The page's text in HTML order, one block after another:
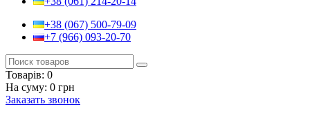
+38 (067) 500-79-09
+7 (966) 093-20-70
Товарів: 0
На суму: 0 грн
Заказать звонок